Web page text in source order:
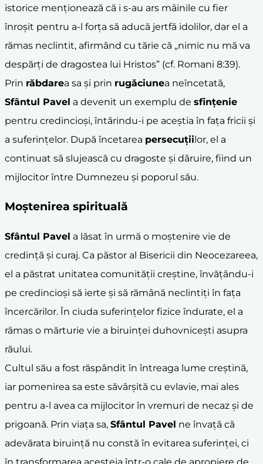
istorice menționează că i s-au ars mâinile cu fier
înroșit pentru a-l forța să aducă jertfă idolilor, dar el a
rămas neclintit, afirmând cu tărie că „nimic nu mă va
despărți de dragostea lui Hristos” (cf. Romani 8:39).
Prin răbdarea sa și prin rugăciunea neîncetată,
Sfântul Pavel a devenit un exemplu de sfințenie
pentru credincioși, întărindu-i pe aceștia în fața fricii și
a suferințelor. După încetarea persecuțiilor, el a
continuat să slujească cu dragoste și dăruire, fiind un
mijlocitor între Dumnezeu și poporul său.
Moștenirea spirituală
Sfântul Pavel a lăsat în urmă o moștenire vie de
credință și curaj. Ca păstor al Bisericii din Neocezareea,
el a păstrat unitatea comunității creștine, învățându-i
pe credincioși să ierte și să rămână neclintiți în fața
încercărilor. În ciuda suferințelor fizice îndurate, el a
rămas o mărturie vie a biruinței duhovnicești asupra
răului.
Cultul său a fost răspândit în întreaga lume creștină,
iar pomenirea sa este săvârșită cu evlavie, mai ales
pentru a-l avea ca mijlocitor în vremuri de necaz și de
prigoană. Prin viața sa, Sfântul Pavel ne învață că
adevărata biruință nu constă în evitarea suferinței, ci